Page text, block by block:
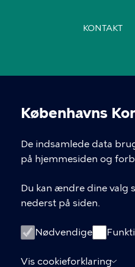
Københavns
De indsamlede data
på hjemmesiden og
Du kan ændre dine valg
nederst på siden.
Nødvendige
Vis cookieforklaring
KONTAKT